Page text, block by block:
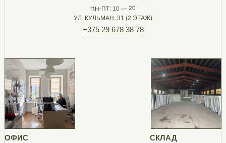
ОФИС
ПН-ПТ: 10 — 20
УЛ. КУЛЬМАН, 31 (2 ЭТАЖ)
+375 29 678 38 78
СКЛАД